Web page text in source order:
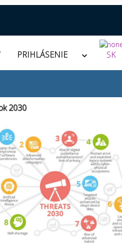
PRIHLÁSENIE SK
2030